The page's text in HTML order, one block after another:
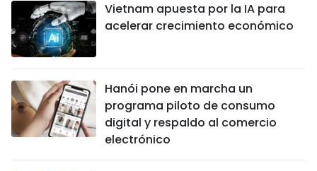
Vietnam apuesta por la IA para
acelerar crecimiento económico
Hanói pone en marcha un
programa piloto de consumo
digital y respaldo al comercio
electrónico